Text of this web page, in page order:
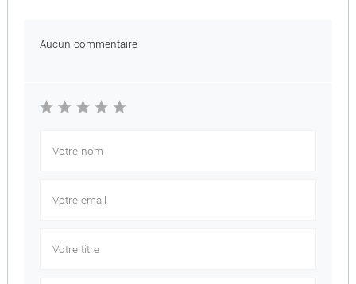
Aucun commentaire